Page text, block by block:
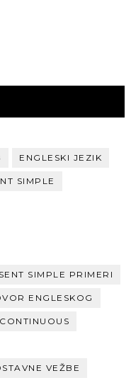
ENGLESKI JEZIK
SIMPLE
SIMPLE PRIMERI
ENGLESKOG
VEŽBE